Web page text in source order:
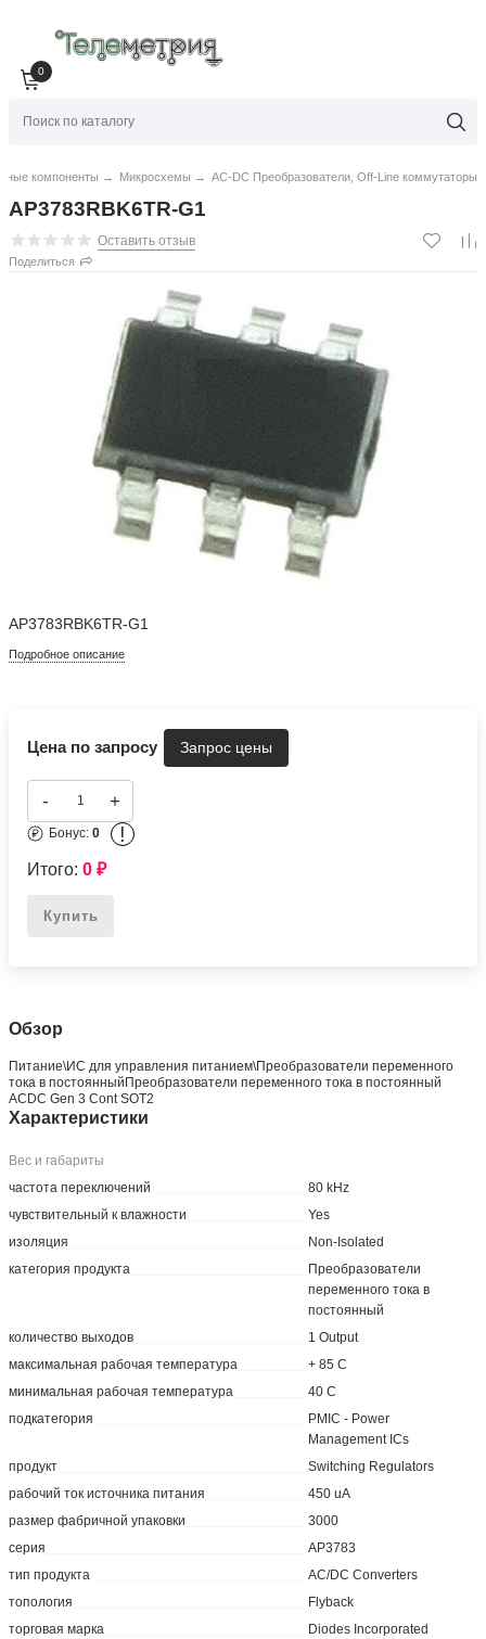
0
компоненты → Микросхемы → AC-DC Преобразователи, Off-Line коммутаторы
AP3783RBK6TR-G1
Оставить отзыв
Поделиться
AP3783RBK6TR-G1
Подробное описание
Цена по запросу
- +
Бонус:0 !
Итого:0₽
Купить
Обзор
Питание\ИС для управления питанием\Преобразователи переменного
тока в постоянныйПреобразователи переменного тока в постоянный
ACDC Gen 3 Cont SOT2
Характеристики
Вес и габариты
частота переключений
80 kHz
чувствительный к влажности
Yes
изоляция
Non-Isolated
категория продукта
Преобразователи
переменного тока в
постоянный
количество выходов
1 Output
максимальная рабочая температура
+ 85 C
минимальная рабочая температура
40 C
подкатегория
PMIC - Power
Management ICs
продукт
Switching Regulators
рабочий ток источника питания
450 uA
размер фабричной упаковки
3000
серия
AP3783
тип продукта
AC/DC Converters
топология
Flyback
торговая марка
Diodes Incorporated